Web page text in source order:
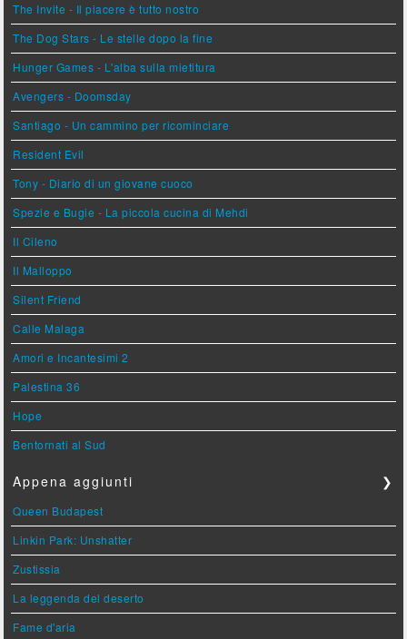
The Invite - Il piacere è tutto nostro
The Dog Stars - Le stelle dopo la fine
Hunger Games - L'alba sulla mietitura
Avengers - Doomsday
Santiago - Un cammino per ricominciare
Resident Evil
Tony - Diario di un giovane cuoco
Spezie e Bugie - La piccola cucina di Mehdi
Il Cileno
Il Malloppo
Silent Friend
Calle Malaga
Amori e Incantesimi 2
Palestina 36
Hope
Bentornati al Sud
Appena aggiunti ❯
Queen Budapest
Linkin Park: Unshatter
Zustissia
La leggenda del deserto
Fame d'aria